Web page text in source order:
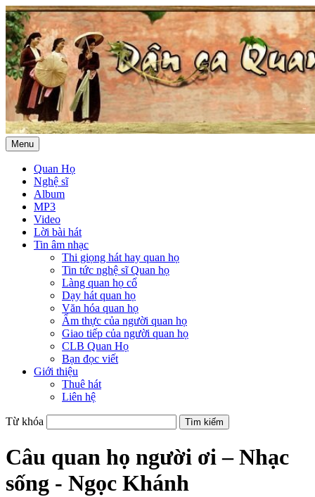
Menu
Quan Họ
Nghệ sĩ
Album
MP3
Video
Lời bài hát
Tin âm nhạc
Thi giọng hát hay quan họ
Tin tức nghệ sĩ Quan họ
Làng quan họ cổ
Dạy hát quan họ
Văn hóa quan họ
Ẩm thực của người quan họ
Giao tiếp của người quan họ
CLB Quan Họ
Bạn đọc viết
Giới thiệu
Thuê hát
Liên hệ
Từ khóa
Câu quan họ người ơi – Nhạc
sống - Ngọc Khánh